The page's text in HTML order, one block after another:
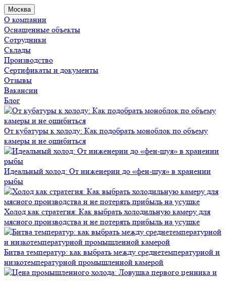
Москва
О компании
Оснащенные объекты
Сотрудники
Склады
Производство
Сертификаты и документы
Отзывы
Вакансии
Блог
От кубатуры к холоду: Как подобрать моноблок по объему
камеры и не ошибиться
Идеальный холод: От инженерии до «фен-шуя» в хранении
рыбы
Холод как стратегия: Как выбрать холодильную камеру для
мясного производства и не потерять прибыль на усушке
Битва температур: как выбрать между среднетемпературной и
низкотемпературной промышленной камерой